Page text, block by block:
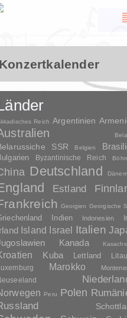
Konzertkalender
Reich Argentinien
SSR Belgien
Byzantinische Reich
Deutschland
Estland
Georgien Georgische
Indien Indonesien
Island Israel Italien
Kanada
Kuba Lettland
Marokko
Peru Polen